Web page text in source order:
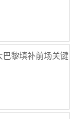
黎填补前场关键